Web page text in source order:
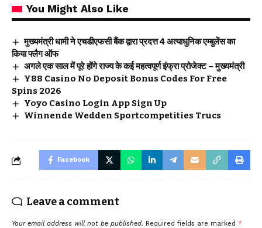
You Might Also Like
मुख्यमंत्री धामी ने एचडीएफसी बैंक द्वारा प्रदत्त 4 अत्याधुनिक एम्बुलेंस का
किया फ्लैग ऑफ
अगले एक साल में पूरे होंगे राज्य के कई महत्वपूर्ण इंफ्रा प्रोजेक्ट – मुख्यमंत्री
Y88 Casino No Deposit Bonus Codes For Free
Spins 2026
Yoyo Casino Login App Sign Up
Winnende Wedden Sportcompetities Trucs
Facebook
Leave a comment
Your email address will not be published. Required fields are marked *